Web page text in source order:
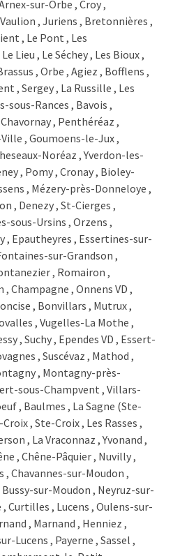
sur-Orbe , Croy ,
, Juriens , Bretonnières ,
, Le Pont , Les
Lieu , Le Séchey , Les Bioux ,
, Orbe , Agiez , Bofflens ,
, Sergey , La Russille , Les
sous-Rances , Bavois ,
, Penthéréaz ,
, Goumoens-le-Jux ,
Noréaz , Yverdon-les-
, Pomy , Cronay , Bioley-
, Mézery-près-Donneloye ,
, Denezy , St-Cierges ,
sous-Ursins , Orzens ,
, Epautheyres , Essertines-sur-
sur-Grandson ,
, Romairon ,
Champagne , Onnens VD ,
, Bonvillars , Mutrux ,
, Vugelles-La Mothe ,
, Suchy , Ependes VD , Essert-
, Suscévaz , Mathod ,
, Montagny-près-
sous-Champvent , Villars-
, Baulmes , La Sagne (Ste-
, Ste-Croix , Les Rasses ,
, La Vraconnaz , Yvonand ,
, Chêne-Pâquier , Nuvilly ,
, Chavannes-sur-Moudon ,
sur-Moudon , Neyruz-sur-
Curtilles , Lucens , Oulens-sur-
, Marnand , Henniez ,
Lucens , Payerne , Sassel ,